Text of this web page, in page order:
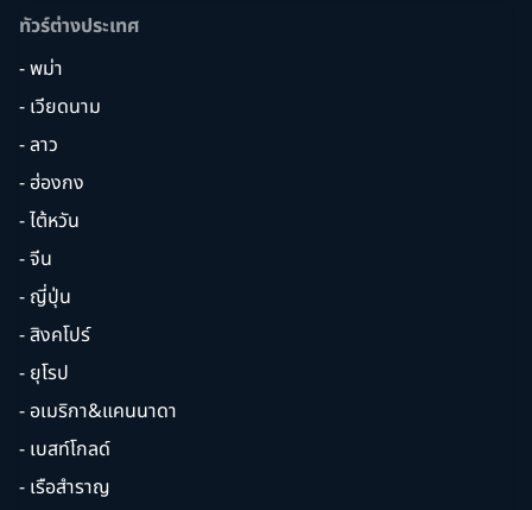
ทัวร์ต่างประเทศ
- พม่า
- เวียดนาม
- ลาว
- ฮ่องกง
- ไต้หวัน
- จีน
- ญี่ปุ่น
- สิงคโปร์
- ยุโรป
- อเมริกา&แคนนาดา
- เบสท์โกลด์
- เรือสำราญ